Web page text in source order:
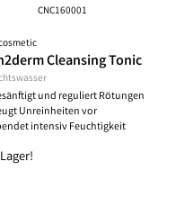
CNC160001
Cleansing Tonic
und reguliert Rötungen
Unreinheiten vor
intensiv Feuchtigkeit